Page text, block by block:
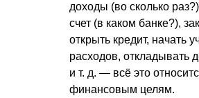
доходы (во сколько
счет (в каком банке?),
открыть кредит, начать
расходов, откладывать
и т. д. — всё это
финансовым целям.